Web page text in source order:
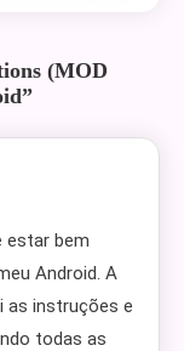
(MOD
”
estar bem
Android. A
as instruções e
todas as